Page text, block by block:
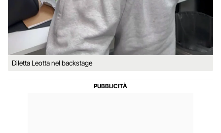
Diletta Leotta nel backstage